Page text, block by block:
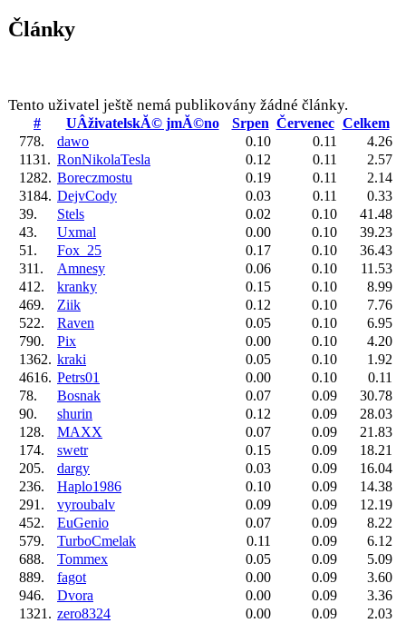
Články
Tento uživatel ještě nemá publikovány žádné články.
# UÂživatelskĂ© jmĂ©no Srpen Červenec Celkem
778.
dawo 0.10 0.11
4.26
1131. RonNikolaTesla 0.12 0.11
2.57
1282. Boreczmostu 0.19 0.11
2.14
3184. DejvCody 0.03 0.11
0.33
39.
Stels 0.02 0.10
41.48
43.
Uxmal 0.00 0.10
39.23
51.
Fox_25 0.17 0.10
36.43
311.
Amnesy 0.06 0.10
11.53
412.
kranky 0.15 0.10
8.99
469.
Ziik 0.12 0.10
7.76
522.
Raven 0.05 0.10
6.95
790.
Pix 0.00 0.10
4.20
1362. kraki 0.05 0.10
1.92
4616. Petrs01 0.00 0.10
0.11
78.
Bosnak 0.07 0.09
30.78
90.
shurin 0.12 0.09
28.03
128.
MAXX 0.07 0.09
21.83
174.
swetr 0.15 0.09
18.21
205.
dargy 0.03 0.09
16.04
236.
Haplo1986 0.10 0.09
14.38
291.
vyroubalv 0.09 0.09
12.19
452.
EuGenio 0.07 0.09
8.22
579.
TurboCmelak 0.11 0.09
6.12
688.
Tommex 0.05 0.09
5.09
889.
fagot 0.00 0.09
3.60
946.
Dvora 0.00 0.09
3.36
1321. zero8324 0.00 0.09
2.03